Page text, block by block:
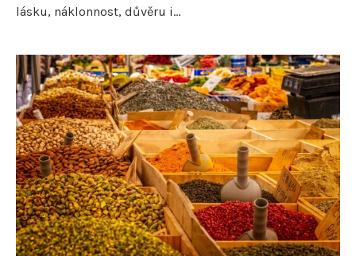
lásku, náklonnost, důvěru i…